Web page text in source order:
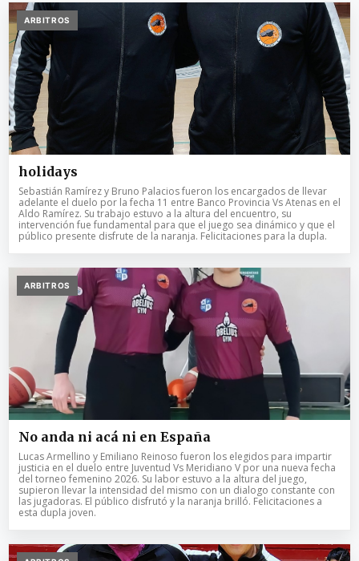
ARBITROS
holidays
Sebastián Ramírez y Bruno Palacios fueron los encargados de llevar
adelante el duelo por la fecha 11 entre Banco Provincia Vs Atenas en el
Aldo Ramírez. Su trabajo estuvo a la altura del encuentro, su
intervención fue fundamental para que el juego sea dinámico y que el
público presente disfrute de la naranja. Felicitaciones para la dupla.
ARBITROS
No anda ni acá ni en España
Lucas Armellino y Emiliano Reinoso fueron los elegidos para impartir
justicia en el duelo entre Juventud Vs Meridiano V por una nueva fecha
del torneo femenino 2026. Su labor estuvo a la altura del juego,
supieron llevar la intensidad del mismo con un dialogo constante con
las jugadoras. El público disfrutó y la naranja brilló. Felicitaciones a
esta dupla joven.